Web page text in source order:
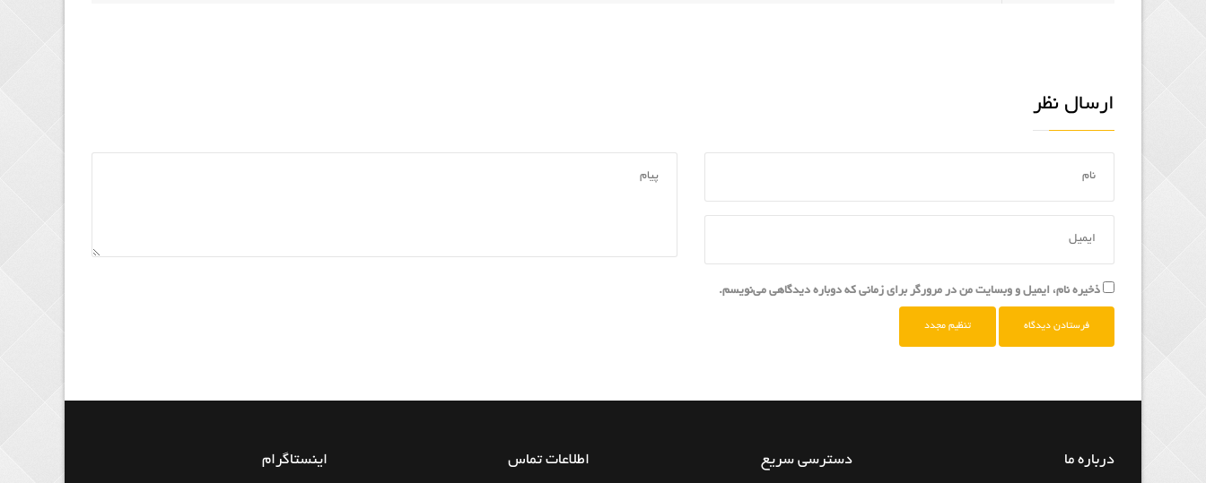
ارسال نظر
ذخیره نام، ایمیل و وبسایت من در مرورگر برای زمانی که دوباره دیدگاهی می‌نویسم.
تنظیم مجدد
درباره ما دسترسی سریع اطلاعات تماس اینستاگرام